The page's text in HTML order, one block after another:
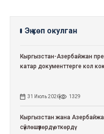
Эң көп окулган
Кыргызстан-Азербайжан
катар документтерге кол
31 Июль 2026 1329
Кыргызстан жана
сүйлөшүүлөрдү өткөрдү